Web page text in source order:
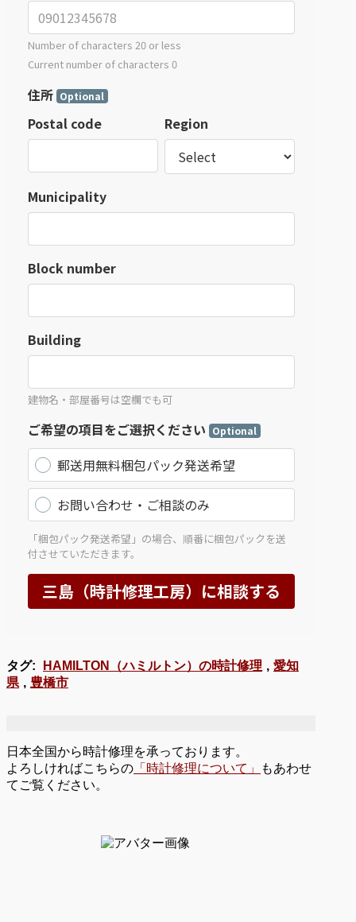
タグ: HAMILTON（ハミルトン）の時計修理 , 愛知
県 , 豊橋市
日本全国から時計修理を承っております。
よろしければこちらの 「時計修理について」
もあわせ
てご覧ください。